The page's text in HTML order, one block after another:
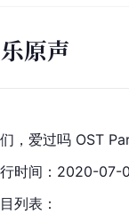
原声
，爱过吗 OST
时间：2020-07-
列表：